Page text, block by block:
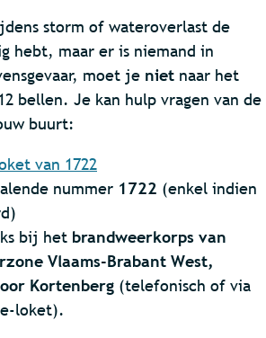
storm of wateroverlast de
hebt, maar er is niemand in
moet je niet naar het
bellen. Je kan hulp vragen van de
buurt:
van 1722
nummer 1722 (enkel indien
bij het brandweerkorps van
Vlaams-Brabant West,
Kortenberg (telefonisch of via
loket).